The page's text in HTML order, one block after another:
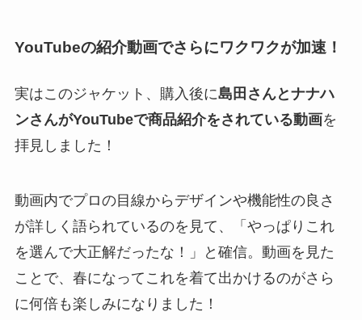
YouTubeの紹介動画でさらにワクワクが加速！
実はこのジャケット、購入後に島田さんとナナハ
ンさんがYouTubeで商品紹介をされている動画を
拝見しました！
動画内でプロの目線からデザインや機能性の良さ
が詳しく語られているのを見て、「やっぱりこれ
を選んで大正解だったな！」と確信。動画を見た
ことで、春になってこれを着て出かけるのがさら
に何倍も楽しみになりました！